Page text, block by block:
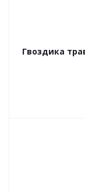
Гвоздика